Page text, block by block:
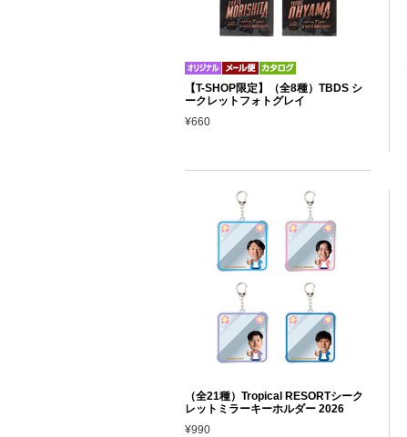
【T-SHOP限定】（全8種）TBDS シ
ークレットフォトグレイ
¥660
（全21種）Tropical RESORTシーク
レットミラーキーホルダー 2026
¥990